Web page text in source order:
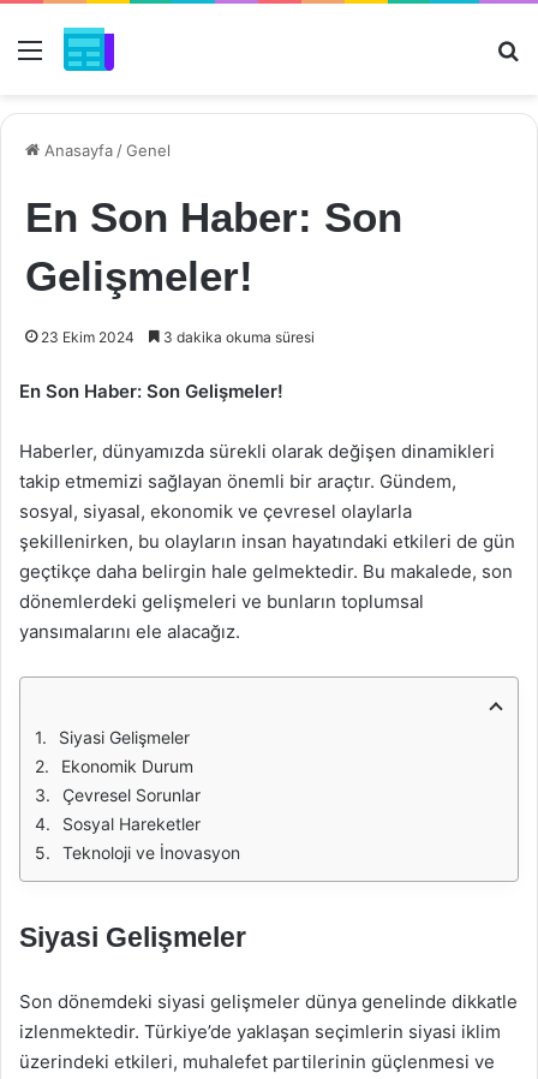
Menü
Anasayfa /Genel
En Son Haber: Son
Gelişmeler!
23 Ekim 2024 3 dakika okuma süresi
En Son Haber: Son Gelişmeler!
Haberler, dünyamızda sürekli olarak değişen dinamikleri
takip etmemizi sağlayan önemli bir araçtır. Gündem,
sosyal, siyasal, ekonomik ve çevresel olaylarla
şekillenirken, bu olayların insan hayatındaki etkileri de gün
geçtikçe daha belirgin hale gelmektedir. Bu makalede, son
dönemlerdeki gelişmeleri ve bunların toplumsal
yansımalarını ele alacağız.
Siyasi Gelişmeler
Ekonomik Durum
Çevresel Sorunlar
Sosyal Hareketler
Teknoloji ve İnovasyon
Siyasi Gelişmeler
Son dönemdeki siyasi gelişmeler dünya genelinde dikkatle
izlenmektedir. Türkiye’de yaklaşan seçimlerin siyasi iklim
üzerindeki etkileri, muhalefet partilerinin güçlenmesi ve